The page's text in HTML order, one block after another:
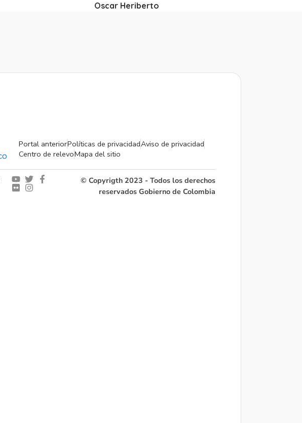
Oscar Heriberto
Portal anteriorPolíticas de privacidadAviso de privacidad
Centro de relevoMapa del sitio
© Copyrigth 2023 - Todos los derechos
reservados Gobierno de Colombia